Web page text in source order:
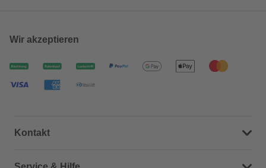
Wir akzeptieren
Kontakt